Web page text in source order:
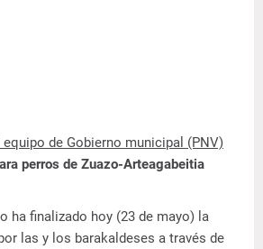
de Gobierno municipal (PNV)
perros de Zuazo-Arteagabeitia
ha finalizado hoy (23 de mayo) la
las y los barakaldeses a través de